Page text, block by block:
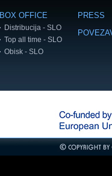
BOX OFFICE
Distribucija - SLO
Top all time - SLO
Obisk - SLO
PRESS